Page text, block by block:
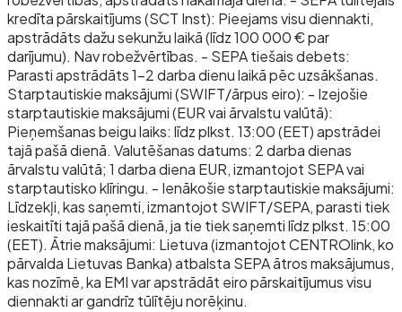
kredīta pārskaitījums (SCT Inst): Pieejams visu diennakti,
apstrādāts dažu sekunžu laikā (līdz 100 000 € par
darījumu). Nav robežvērtības. - SEPA tiešais debets:
Parasti apstrādāts 1–2 darba dienu laikā pēc uzsākšanas.
Starptautiskie maksājumi (SWIFT/ārpus eiro): - Izejošie
starptautiskie maksājumi (EUR vai ārvalstu valūtā):
Pieņemšanas beigu laiks: līdz plkst. 13:00 (EET) apstrādei
tajā pašā dienā. Valutēšanas datums: 2 darba dienas
ārvalstu valūtā; 1 darba diena EUR, izmantojot SEPA vai
starptautisko klīringu. - Ienākošie starptautiskie maksājumi:
Līdzekļi, kas saņemti, izmantojot SWIFT/SEPA, parasti tiek
ieskaitīti tajā pašā dienā, ja tie tiek saņemti līdz plkst. 15:00
(EET). Ātrie maksājumi: Lietuva (izmantojot CENTROlink, ko
pārvalda Lietuvas Banka) atbalsta SEPA ātros maksājumus,
kas nozīmē, ka EMI var apstrādāt eiro pārskaitījumus visu
diennakti ar gandrīz tūlītēju norēķinu.